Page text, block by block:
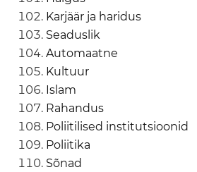
Karjäär ja haridus
Seaduslik
Automaatne
Kultuur
Islam
Rahandus
Poliitilised institutsioonid
Poliitika
Sõnad